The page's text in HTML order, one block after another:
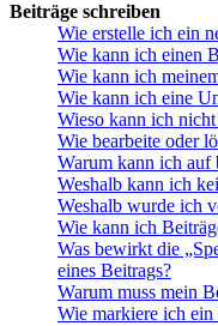
Beiträge schreiben
Wie erstelle ich ein
Wie kann ich einen
Wie kann ich
Wie kann ich eine
Wieso kann ich
Wie bearbeite oder
Warum kann ich auf
Weshalb kann ich
Weshalb wurde ich
Wie kann ich
Was bewirkt die
eines Beitrags?
Warum muss mein
Wie markiere ich ein